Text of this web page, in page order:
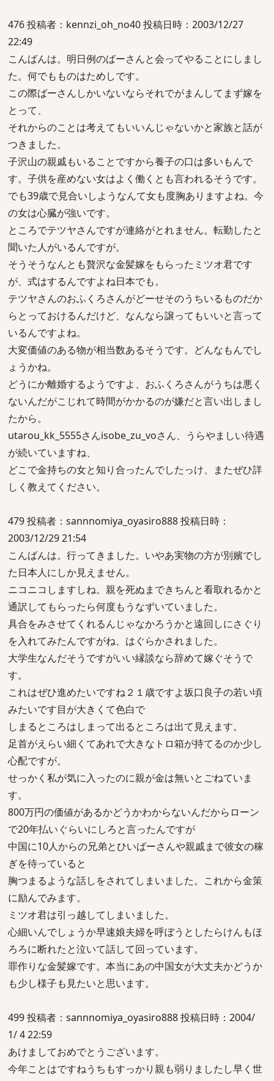
476 投稿者：kennzi_oh_no40 投稿日時：2003/12/27
22:49
こんばんは。明日例のばーさんと会ってやることにしまし
た。何でもものはためしです。
この際ばーさんしかいないならそれでがまんしてまず嫁を
とって、
それからのことは考えてもいいんじゃないかと家族と話が
つきました。
子沢山の親戚もいることですから養子の口は多いもんで
す。子供を産めない女はよく働くとも言われるそうです。
でも39歳で見合いしようなんて女も度胸ありますよね。今
の女は心臓が強いです。
ところでテツヤさんですが連絡がとれません。転勤したと
聞いた人がいるんですが。
そうそうなんとも贅沢な金髪嫁をもらったミツオ君です
が、式はするんですよね日本でも。
テツヤさんのおふくろさんがどーせそのうちいるものだか
らとっておけるんだけど、なんなら譲ってもいいと言って
いるんですよね。
大変価値のある物が相当数あるそうです。どんなもんでし
ょうかね。
どうにか離婚するようですよ、おふくろさんがうちは悪く
ないんだがこじれて時間がかかるのが嫌だと言い出しまし
たから。
utarou_kk_5555さんisobe_zu_voさん、うらやましい待遇
が続いていますね、
どこで金持ちの女と知り合ったんでしたっけ、またぜひ詳
しく教えてください。
479 投稿者：sannnomiya_oyasiro888 投稿日時：
2003/12/29 21:54
こんばんは。行ってきました。いやあ実物の方が別嬪でし
た日本人にしか見えません。
ニコニコしますしね。親を死ぬまできちんと看取れるかと
通訳してもらったら何度もうなずいていました。
具合をみさせてくれるんじゃなかろうかと遠回しにさぐり
を入れてみたんですがね、はぐらかされました。
大学生なんだそうですがいい縁談なら辞めて嫁ぐそうで
す。
これはぜひ進めたいですね２１歳ですよ坂口良子の若い頃
みたいです目が大きくて色白で
しまるところはしまって出るところは出て見えます。
足首がえらい細くてあれで大きなトロ箱が持てるのか少し
心配ですが。
せっかく私が気に入ったのに親が金は無いとごねていま
す。
800万円の価値があるかどうかわからないんだからローン
で20年払いぐらいにしろと言ったんですが
中国に10人からの兄弟とひいばーさんや親戚まで彼女の稼
ぎを待っていると
胸つまるような話しをされてしまいました。これから金策
に励んでみます。
ミツオ君は引っ越してしまいました。
心細いんでしょうか早速娘夫婦を呼ぼうとしたらけんもほ
ろろに断れたと泣いて話して回っています。
罪作りな金髪嫁です。本当にあの中国女が大丈夫かどうか
も少し様子も見たいと思います。
499 投稿者：sannnomiya_oyasiro888 投稿日時：2004/
1/ 4 22:59
あけましておめでとうございます。
今年ことはですねうちもすっかり親も弱りましたし早く世